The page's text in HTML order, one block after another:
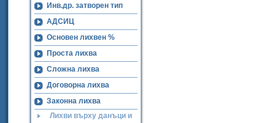
Инв.др. затворен тип
АДСИЦ
Основен лихвен %
Проста лихва
Сложна лихва
Договорна лихва
Законна лихва
Лихви върху данъци и